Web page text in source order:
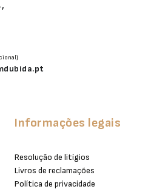
Informações legais
Resolução de litígios
Livros de reclamações
Política de privacidade